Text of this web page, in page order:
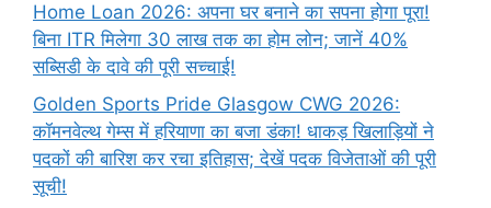
Home Loan 2026: अपना घर बनाने का सपना होगा पूरा!
बिना ITR मिलेगा 30 लाख तक का होम लोन; जानें 40%
सब्सिडी के दावे की पूरी सच्चाई!
Golden Sports Pride Glasgow CWG 2026:
कॉमनवेल्थ गेम्स में हरियाणा का बजा डंका! धाकड़ खिलाड़ियों ने
पदकों की बारिश कर रचा इतिहास; देखें पदक विजेताओं की पूरी
सूची!